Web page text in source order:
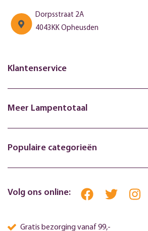
Dorpsstraat 2A
4043KK Opheusden
Klantenservice
Meer Lampentotaal
Populaire categorieën
Volg ons online:
Gratis bezorging vanaf 99,-